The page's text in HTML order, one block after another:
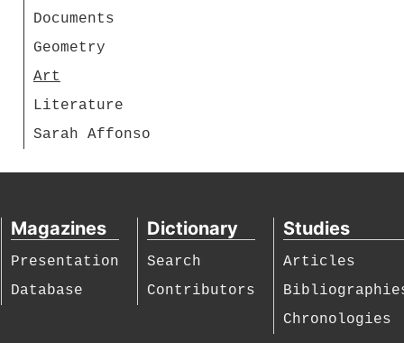
Documents
Geometry
Art
Literature
Sarah Affonso
Magazines
Presentation
Database
Dictionary
Search
Contributors
Studies
Articles
Chronologies